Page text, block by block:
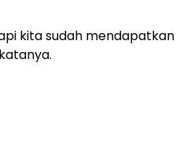
kita sudah mendapatkan